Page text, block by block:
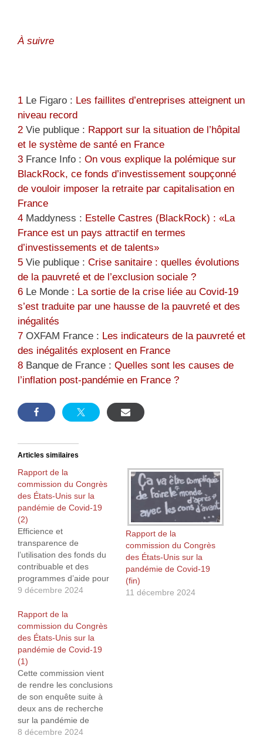
À suivre
1 Le Figaro : Les faillites d’entreprises atteignent un
niveau record
2 Vie publique : Rapport sur la situation de l’hôpital
et le système de santé en France
3 France Info : On vous explique la polémique sur
BlackRock, ce fonds d’investissement soupçonné
de vouloir imposer la retraite par capitalisation en
France
4 Maddyness : Estelle Castres (BlackRock) : «La
France est un pays attractif en termes
d’investissements et de talents»
5 Vie publique : Crise sanitaire : quelles évolutions
de la pauvreté et de l’exclusion sociale ?
6 Le Monde : La sortie de la crise liée au Covid-19
s’est traduite par une hausse de la pauvreté et des
inégalités
7 OXFAM France : Les indicateurs de la pauvreté et
des inégalités explosent en France
8 Banque de France : Quelles sont les causes de
l’inflation post-pandémie en France ?
Articles similaires
Rapport de la
commission du Congrès
des États-Unis sur la
pandémie de Covid-19
(2)
Efficience et
transparence de
l’utilisation des fonds du
contribuable et des
programmes d’aide pour
lutter contre la pandémie
tout signalement de
gaspillage, de fraude ou
d’abus Le rapport pointe
les lacunes concernant
l’attribution des aides à la
Covid-19 et reconnaît les
nombreux abus,
gaspillages et fraudes…
9 décembre 2024
Rapport de la
commission du Congrès
des États-Unis sur la
pandémie de Covid-19
(fin)
11 décembre 2024
Rapport de la
commission du Congrès
des États-Unis sur la
pandémie de Covid-19
(1)
Cette commission vient
de rendre les conclusions
de son enquête suite à
deux ans de recherche
sur la pandémie de
COVID-19 et a publié un
8 décembre 2024